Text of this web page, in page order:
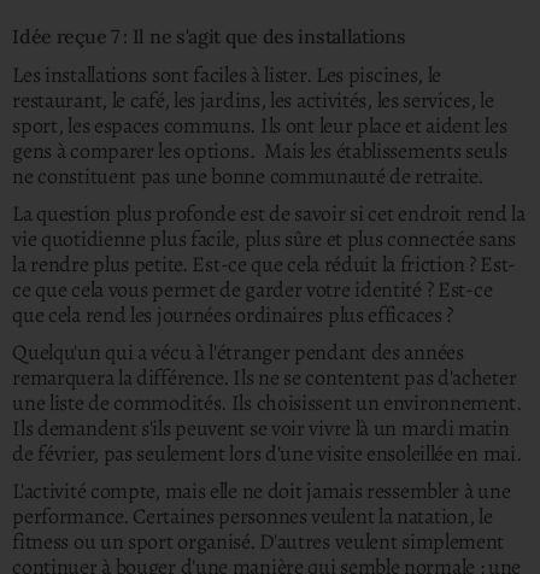
Idée reçue 7 : Il ne s'agit que des installations
Les installations sont faciles à lister. Les piscines, le
restaurant, le café, les jardins, les activités, les services, le
sport, les espaces communs. Ils ont leur place et aident les
gens à comparer les options. Mais les établissements seuls
ne constituent pas une bonne communauté de retraite.
La question plus profonde est de savoir si cet endroit rend la
vie quotidienne plus facile, plus sûre et plus connectée sans
la rendre plus petite. Est-ce que cela réduit la friction ? Est-
ce que cela vous permet de garder votre identité ?Est-ce
que cela rend les journées ordinaires plus efficaces ?
Quelqu'un qui a vécu à l'étranger pendant des années
remarquera la différence. Ils ne se contentent pas d'acheter
une liste de commodités. Ils choisissent un environnement.
Ils demandent s'ils peuvent se voir vivre là un mardi matin
de février, pas seulement lors d'une visite ensoleillée en mai.
L'activité compte, mais elle ne doit jamais ressembler à une
performance. Certaines personnes veulent la natation, le
fitness ou un sport organisé. D'autres veulent simplement
continuer à bouger d'une manière qui semble normale : une